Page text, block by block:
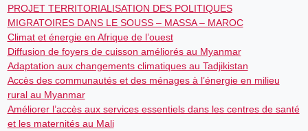
PROJET TERRITORIALISATION DES POLITIQUES
MIGRATOIRES DANS LE SOUSS – MASSA – MAROC
Climat et énergie en Afrique de l’ouest
Diffusion de foyers de cuisson améliorés au Myanmar
Adaptation aux changements climatiques au Tadjikistan
Accès des communautés et des ménages à l’énergie en milieu
rural au Myanmar
Améliorer l’accès aux services essentiels dans les centres de santé
et les maternités au Mali